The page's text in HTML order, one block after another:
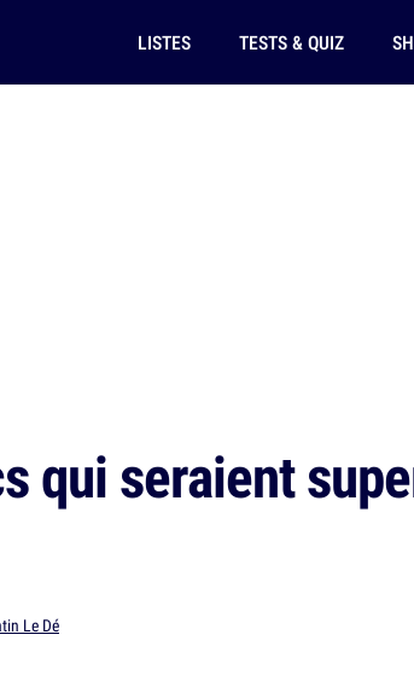
LISTES TESTS & QUIZ
qui seraient
Le Dé